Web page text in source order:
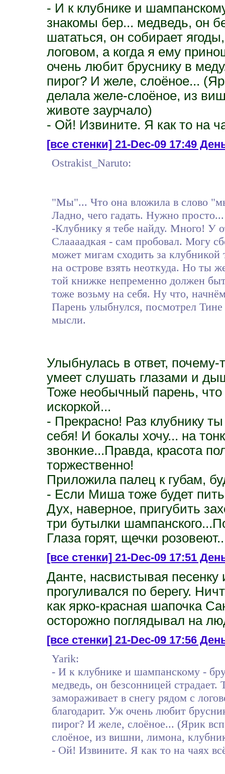
- И к клубнике и
знакомы бер... медведь, он
шататься, он собирает
логовом, а когда я ему
очень любит бруснику в
пирог? И желе, слоёное...
делала желе-слоёное, из
животе заурчало)
- Ой! Извините. Я как то на
[все стенки]21-Dec-09 17:49
Ostrakist_Naruto:
"Мы"... Что она вложила в слово
Ладно, чего гадать. Нужно просто...
-Клубнику я тебе найду. Много! У
Слаааадкая - сам пробовал. Могу
может мигам сходить за
на острове взять неоткуда. Но ты
той книжке непременно должен
тоже возьму на себя. Ну что,
Парень улыбнулся, посмотрел Тине
мысли.
Улыбнулась в ответ,
умеет слушать глазами и
Тоже необычный парень,
искоркой...
- Прекрасно! Раз клубнику
себя! И бокалы хочу... на
звонкие...Правда, красота
торжественно!
Приложила палец к губам,
- Если Миша тоже будет
Дух, наверное, пригубить
три бутылки
Глаза горят, щечки
[все стенки]21-Dec-09 17:51
Данте, насвистывая
прогуливался по берегу.
как ярко-красная шапочка
осторожно поглядывал на
[все стенки]21-Dec-09 17:56
Yarik:
- И к клубнике и шампанскому -
медведь, он безсонницей страдает.
замораживает в снегу рядом с
благодарит. Уж очень любит
пирог? И желе, слоёное... (Ярик
слоёное, из вишни, лимона,
- Ой! Извините. Я как то на чаях